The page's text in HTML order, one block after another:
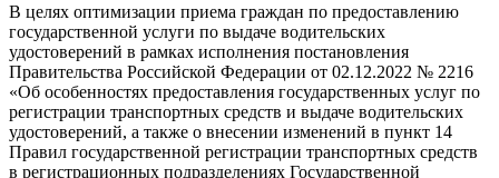
В целях оптимизации приема граждан по предоставлению
государственной услуги по выдаче водительских
удостоверений в рамках исполнения постановления
Правительства Российской Федерации от 02.12.2022 № 2216
«Об особенностях предоставления государственных услуг по
регистрации транспортных средств и выдаче водительских
удостоверений, а также о внесении изменений в пункт 14
Правил государственной регистрации транспортных средств
в регистрационных подразделениях Государственной